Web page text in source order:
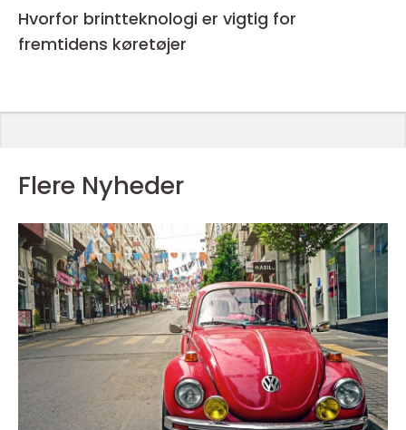
Hvorfor brintteknologi er vigtig for
fremtidens køretøjer
Flere Nyheder